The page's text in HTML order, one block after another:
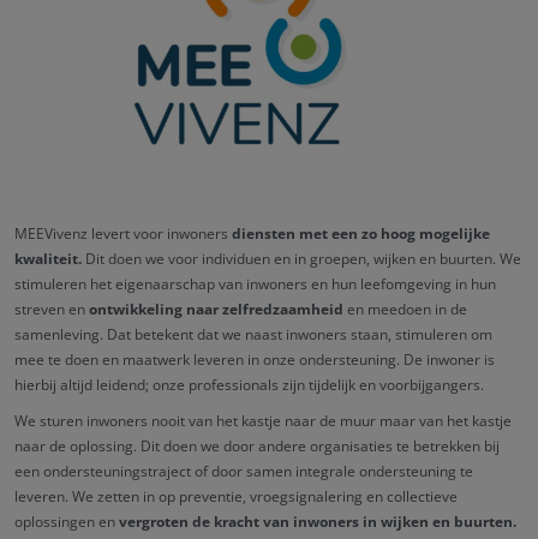
MEEVivenz levert voor inwoners diensten met een zo hoog mogelijke
kwaliteit. Dit doen we voor individuen en in groepen, wijken en buurten. We
stimuleren het eigenaarschap van inwoners en hun leefomgeving in hun
streven enontwikkeling naar zelfredzaamheid en meedoen in de
samenleving. Dat betekent dat we naast inwoners staan, stimuleren om
mee te doen en maatwerk leveren in onze ondersteuning. De inwoner is
hierbij altijd leidend; onze professionals zijn tijdelijk en voorbijgangers.
We sturen inwoners nooit van het kastje naar de muur maar van het kastje
naar de oplossing. Dit doen we door andere organisaties te betrekken bij
een ondersteuningstraject of door samen integrale ondersteuning te
leveren. We zetten in op preventie, vroegsignalering en collectieve
oplossingen envergroten de kracht van inwoners in wijken en buurten.